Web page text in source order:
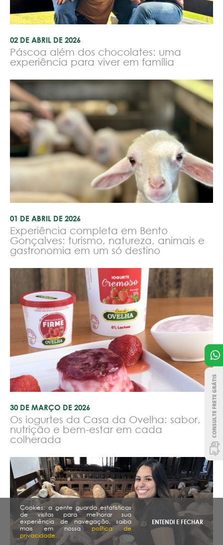
02 DE ABRIL DE 2026
Páscoa além dos chocolates: uma
experiência para viver em família
01 DE ABRIL DE 2026
Experiência completa em Bento
Gonçalves: turismo, natureza, animais e
gastronomia em um só destino
30 DE MARÇO DE 2026
Os iogurtes da Casa da Ovelha: sabor,
nutrição e bem-estar em cada
colherada
Cookies: a gente guarda estatísticas
de visitas para melhorar sua
experiência de navegação, saiba
mais em nossa política de
privacidade.
ENTENDI E FECHAR